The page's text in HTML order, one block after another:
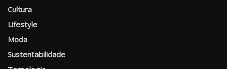
Cultura
Lifestyle
Moda
Sustentabilidade